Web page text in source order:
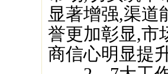
显著增强,渠道
誉更加彰显,市
商信心明显提